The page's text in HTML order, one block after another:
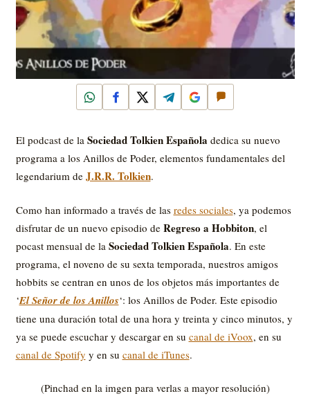
WhatsAppFacebook
X TelegramGoogleComentar
El podcast de la Sociedad Tolkien Española dedica su nuevo
programa a los Anillos de Poder, elementos fundamentales del
legendarium de J.R.R. Tolkien.
Como han informado a través de las redes sociales, ya podemos
disfrutar de un nuevo episodio de Regreso a Hobbiton, el
pocast mensual de la Sociedad Tolkien Española. En este
programa, el noveno de su sexta temporada, nuestros amigos
hobbits se centran en unos de los objetos más importantes de
‘El Señor de los Anillos‘: los Anillos de Poder. Este episodio
tiene una duración total de una hora y treinta y cinco minutos, y
ya se puede escuchar y descargar en su canal de iVoox, en su
canal de Spotify y en su canal de iTunes.
(Pinchad en la imgen para verlas a mayor resolución)